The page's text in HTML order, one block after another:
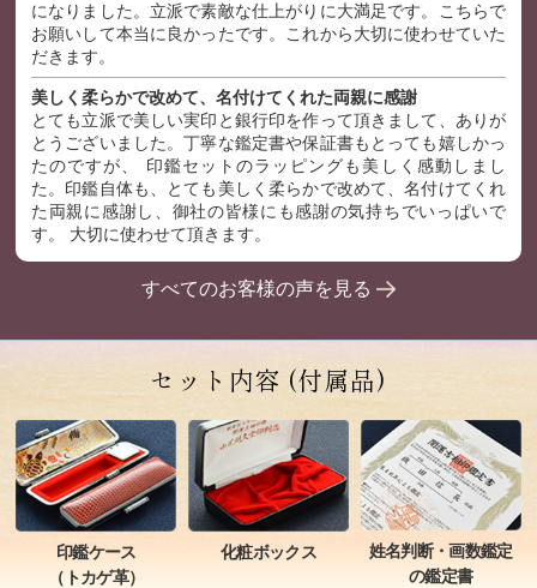
になりました。立派で素敵な仕上がりに大満足です。こちらで
お願いして本当に良かったです。これから大切に使わせていた
だきます。
美しく柔らかで改めて、名付けてくれた両親に感謝
とても立派で美しい実印と銀行印を作って頂きまして、ありが
とうございました。丁寧な鑑定書や保証書もとっても嬉しかっ
たのですが、 印鑑セットのラッピングも美しく感動しまし
た。印鑑自体も、とても美しく柔らかで改めて、名付けてくれ
た両親に感謝し、御社の皆様にも感謝の気持ちでいっぱいで
す。 大切に使わせて頂きます。
すべてのお客様の声を見る
セット内容 (付属品)
印鑑ケース
（トカゲ革）
化粧ボックス
姓名判断・画数鑑定
の鑑定書